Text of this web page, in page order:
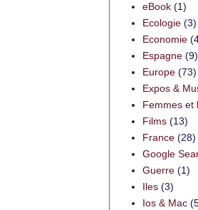
eBook (1)
Ecologie (3)
Economie
Espagne (9)
Europe (73)
Expos &
Femmes et
Films (13)
France (28)
Google
Guerre (1)
Iles (3)
Ios & Mac